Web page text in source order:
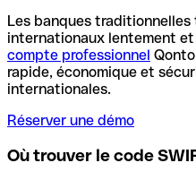
Les banques
internationaux lentement et
compte professionnel
rapide, économique et
internationales.
Réserver une démo
Où trouver le code